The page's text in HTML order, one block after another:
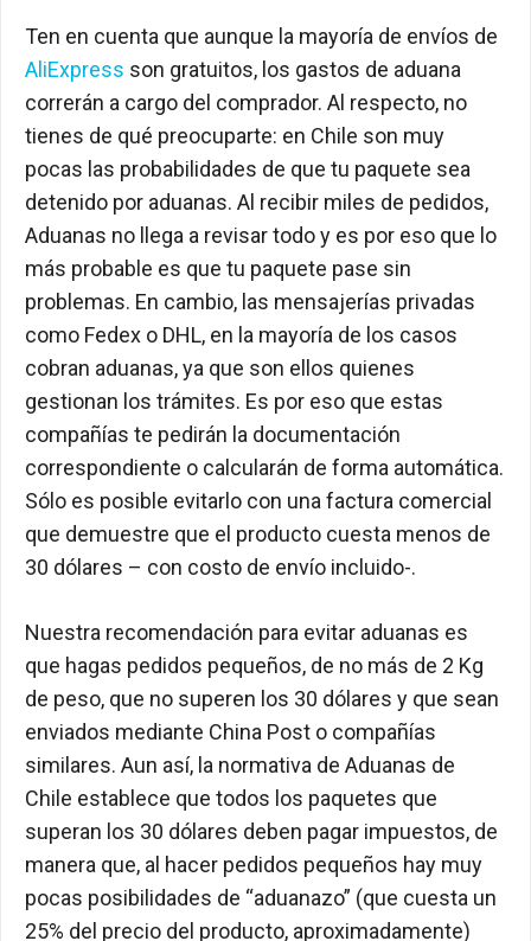
Ten en cuenta que aunque la mayoría de envíos de
AliExpress son gratuitos, los gastos de aduana
correrán a cargo del comprador. Al respecto, no
tienes de qué preocuparte: en Chile son muy
pocas las probabilidades de que tu paquete sea
detenido por aduanas. Al recibir miles de pedidos,
Aduanas no llega a revisar todo y es por eso que lo
más probable es que tu paquete pase sin
problemas. En cambio, las mensajerías privadas
como Fedex o DHL, en la mayoría de los casos
cobran aduanas, ya que son ellos quienes
gestionan los trámites. Es por eso que estas
compañías te pedirán la documentación
correspondiente o calcularán de forma automática.
Sólo es posible evitarlo con una factura comercial
que demuestre que el producto cuesta menos de
30 dólares – con costo de envío incluido-.
Nuestra recomendación para evitar aduanas es
que hagas pedidos pequeños, de no más de 2 Kg
de peso, que no superen los 30 dólares y que sean
enviados mediante China Post o compañías
similares. Aun así, la normativa de Aduanas de
Chile establece que todos los paquetes que
superan los 30 dólares deben pagar impuestos, de
manera que, al hacer pedidos pequeños hay muy
pocas posibilidades de “aduanazo” (que cuesta un
25% del precio del producto, aproximadamente)